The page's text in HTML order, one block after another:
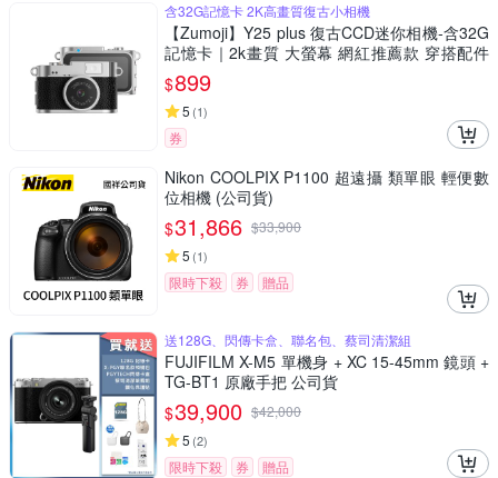
含32G記憶卡 2K高畫質復古小相機
【Zumoji】Y25 plus 復古CCD迷你相機-含32G
記憶卡｜2k畫質 大螢幕 網紅推薦款 穿搭配件
聖誕禮物
$899
5 (1)
券
Nikon COOLPIX P1100 超遠攝 類單眼 輕便數
位相機 (公司貨)
$31,866 $33,900
5 (1)
限時下殺 券 贈品
送128G、閃傳卡盒、聯名包、蔡司清潔組
FUJIFILM X-M5 單機身 + XC 15-45mm 鏡頭 +
TG-BT1 原廠手把 公司貨
$39,900 $42,000
5 (2)
限時下殺 券
贈品